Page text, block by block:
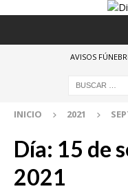
AVISOS
INICIO 2021
Día: 15 de
2021